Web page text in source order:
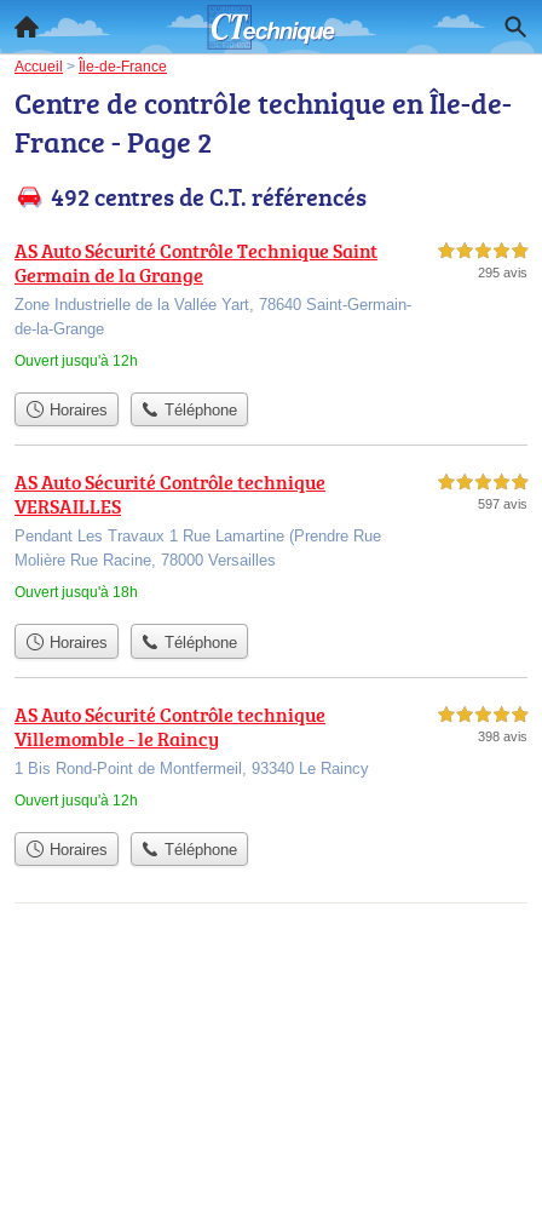
Accueil > Île-de-France
Centre de contrôle technique en Île-de-
France - Page 2
492 centres de C.T. référencés
AS Auto Sécurité Contrôle Technique Saint
Germain de la Grange
Zone Industrielle de la Vallée Yart, 78640 Saint-Germain-
de-la-Grange
Ouvert jusqu'à 12h
5,0 étoiles sur 5
295 avis
Horaires Téléphone
AS Auto Sécurité Contrôle technique
VERSAILLES
Pendant Les Travaux 1 Rue Lamartine (Prendre Rue
Molière Rue Racine, 78000 Versailles
Ouvert jusqu'à 18h
5,0 étoiles sur 5
597 avis
Horaires Téléphone
AS Auto Sécurité Contrôle technique
Villemomble - le Raincy
1 Bis Rond-Point de Montfermeil, 93340 Le Raincy
Ouvert jusqu'à 12h
5,0 étoiles sur 5
398 avis
Horaires Téléphone